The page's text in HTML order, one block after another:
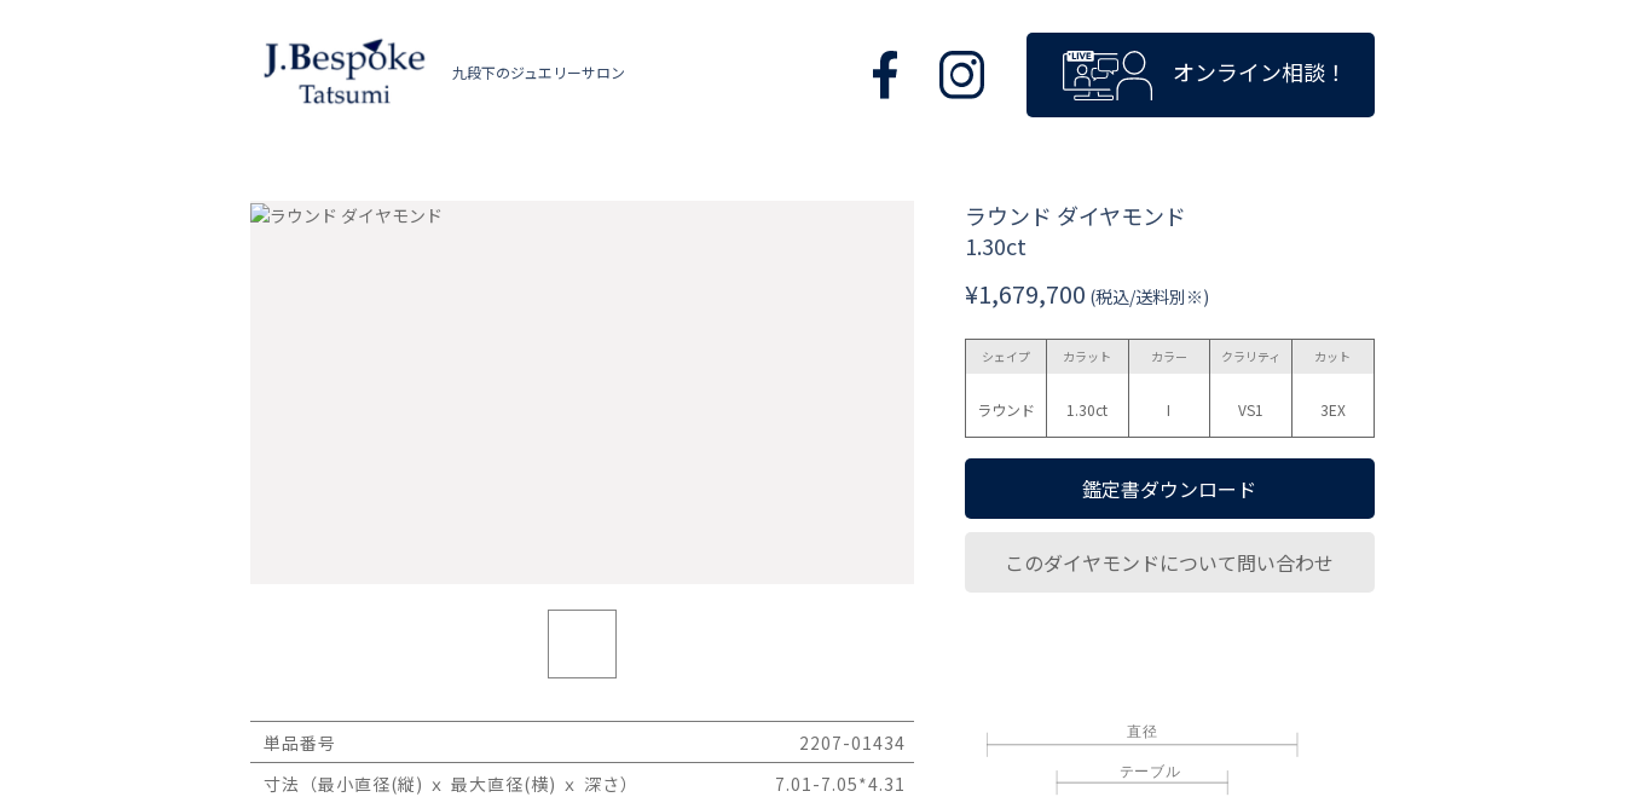
九段下のジュエリーサロン オンライン相談！
ラウンド ダイヤモンド
1.30ct
¥1,679,700 (税込/送料別※)
シェイプ
ラウンド
カラット
1.30ct
カラー
I
クラリティ
VS1
カット
3EX
鑑定書ダウンロード
このダイヤモンドについて問い合わせ
単品番号
2207-01434
寸法（最小直径(縦) ｘ 最大直径(横) ｘ 深さ）
7.01-7.05*4.31